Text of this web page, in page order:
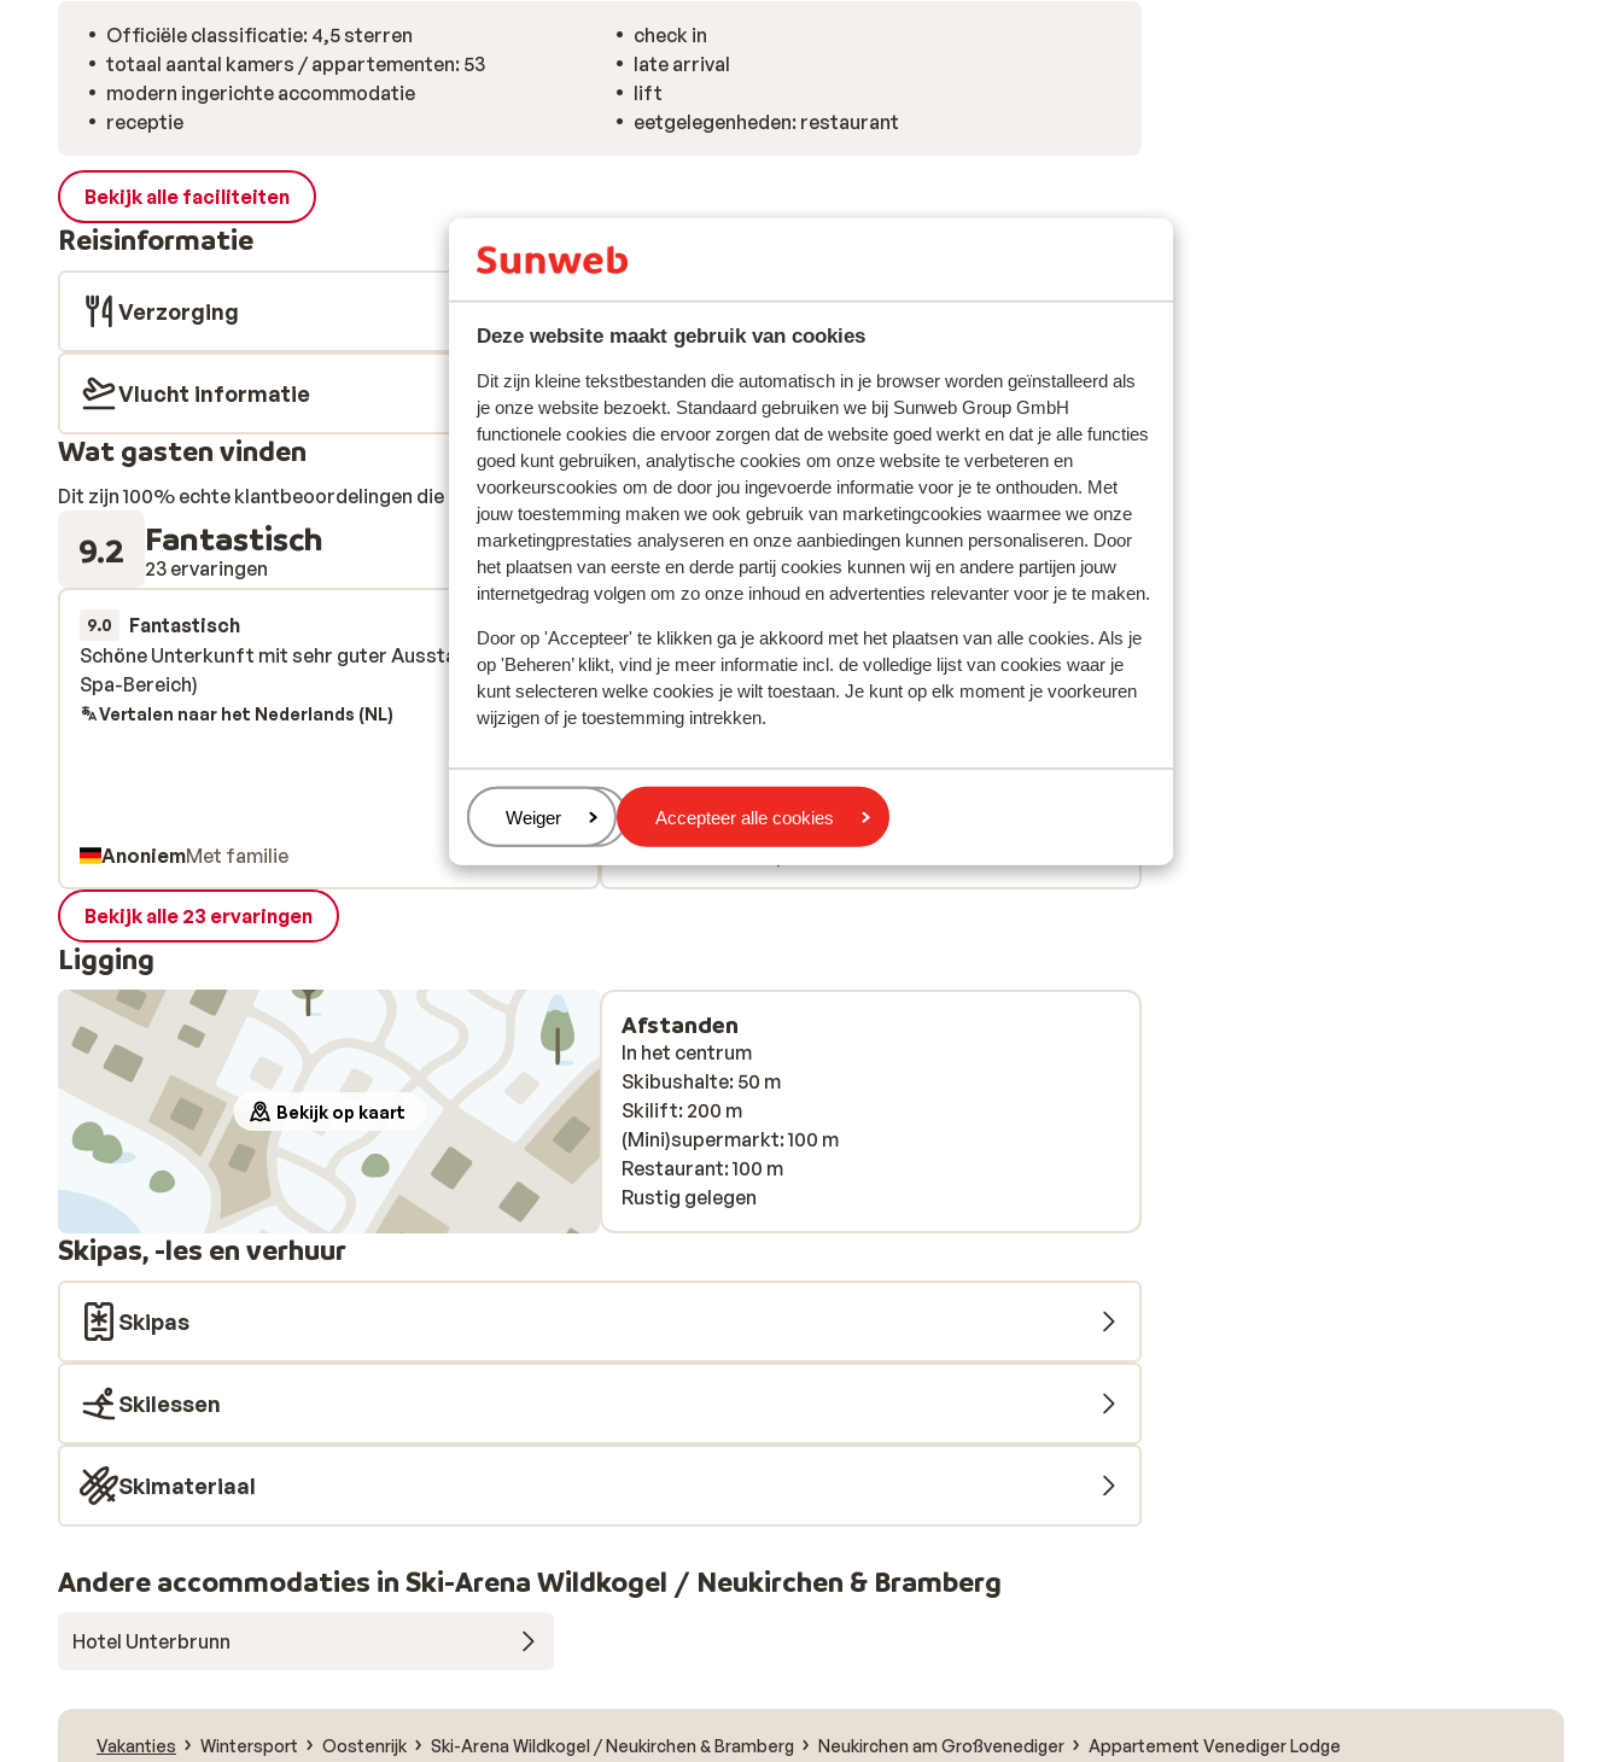
Deze website maakt gebruik van cookies
Dit zijn kleine tekstbestanden die automatisch in je browser worden geïnstalleerd als
je onze website bezoekt. Standaard gebruiken we bij Sunweb Group GmbH
functionele cookies die ervoor zorgen dat de website goed werkt en dat je alle functies
goed kunt gebruiken, analytische cookies om onze website te verbeteren en
voorkeurscookies om de door jou ingevoerde informatie voor je te onthouden. Met
jouw toestemming maken we ook gebruik van marketingcookies waarmee we onze
marketingprestaties analyseren en onze aanbiedingen kunnen personaliseren. Door
het plaatsen van eerste en derde partij cookies kunnen wij en andere partijen jouw
internetgedrag volgen om zo onze inhoud en advertenties relevanter voor je te maken.
Door op 'Accepteer' te klikken ga je akkoord met het plaatsen van alle cookies. Als je
op 'Beheren’ klikt, vind je meer informatie incl. de volledige lijst van cookies waar je
kunt selecteren welke cookies je wilt toestaan. Je kunt op elk moment je voorkeuren
wijzigen of je toestemming intrekken.
Beheren
Weiger Accepteer alle cookies
Officiële classificatie: 4,5 sterren
totaal aantal kamers / appartementen: 53
modern ingerichte accommodatie
receptie
check in
late arrival
lift
eetgelegenheden: restaurant
Bekijk alle faciliteiten
Reisinformatie
Verzorging
Vlucht informatie
Wat gasten vinden
Dit zijn 100% echte klantbeoordelingen die hun ervaring met ons product oprecht weergeven.Meer over reviews
9.2 Fantastisch
23 ervaringen Meest geboekt door met familie
9.0 Fantastisch
1 mrt. 2026
Schöne Unterkunft mit sehr guter Ausstattung. (Bspl.
Spa-Bereich)
Schöne Unterkunft mit sehr guter Ausstattung. (Bspl.
Spa-Bereich)
Vertalen naar het Nederlands (NL)
AnoniemMet familie
Goed
28 feb. 2026
Wir waren in einem Appartment; das Design war toll
und der Platz mehr als ausreichend. Leider ist die
Lodge überhaupt nicht auf Selbstversorgung
Kaffeemaschine kann man keine Pads im Supermarkt
kaufen (nur für 80 Cent an der Rezeption) und es gibt
nur 2 Trockentücher. Keinen Lappen oder Schwamm
Wasserkocher. Der Wellnessbereich ist hingegen
Wir waren in einem Appartment; das Design war toll
und der Platz mehr als ausreichend. Leider ist die
Lodge überhaupt nicht auf Selbstversorgung
Kaffeemaschine kann man keine Pads im Supermarkt
kaufen (nur für...
Vertalen naar het Nederlands (NL)
Bekijk alle 23 ervaringen
Ligging
Bekijk op kaart
Afstanden
In het centrum
Skibushalte: 50 m
Skilift: 200 m
(Mini)supermarkt: 100 m
Restaurant: 100 m
Rustig gelegen
Skipas, -les en verhuur
Skipas
Skilessen
Skimateriaal
Andere accommodaties in Ski-Arena Wildkogel / Neukirchen & Bramberg
Hotel Unterbrunn
Vakanties Wintersport Oostenrijk Ski-Arena Wildkogel / Neukirchen & Bramberg Neukirchen am Großvenediger Appartement Venediger Lodge